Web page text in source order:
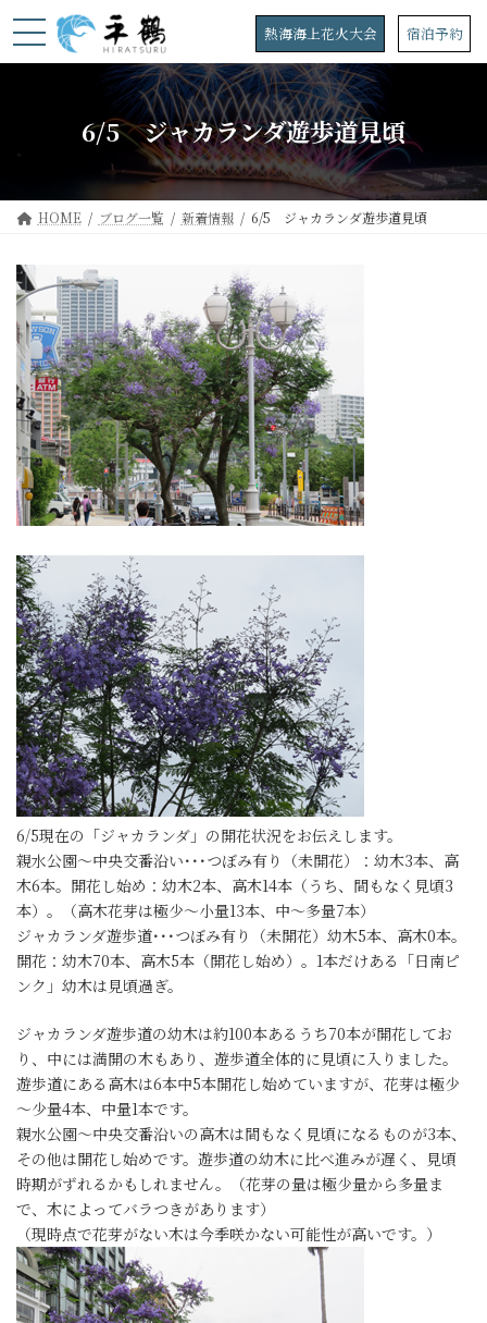
ン
プ
ビ
動
熱海海上花火大会 宿泊予約
6/5 ジャカランダ遊歩道見頃
HOME ブログ一覧 新着情報 6/5 ジャカランダ遊歩道見頃
6/5現在の「ジャカランダ」の開花状況をお伝えします。
親水公園～中央交番沿い･･･つぼみ有り（未開花）：幼木3本、高
木6本。開花し始め：幼木2本、高木14本（うち、間もなく見頃3
本）。（高木花芽は極少～小量13本、中～多量7本）
ジャカランダ遊歩道･･･つぼみ有り（未開花）幼木5本、高木0本。
開花：幼木70本、高木5本（開花し始め）。1本だけある「日南ピ
ンク」幼木は見頃過ぎ。
ジャカランダ遊歩道の幼木は約100本あるうち70本が開花してお
り、中には満開の木もあり、遊歩道全体的に見頃に入りました。
遊歩道にある高木は6本中5本開花し始めていますが、花芽は極少
～少量4本、中量1本です。
親水公園～中央交番沿いの高木は間もなく見頃になるものが3本、
その他は開花し始めです。遊歩道の幼木に比べ進みが遅く、見頃
時期がずれるかもしれません。（花芽の量は極少量から多量ま
で、木によってバラつきがあります）
（現時点で花芽がない木は今季咲かない可能性が高いです。）